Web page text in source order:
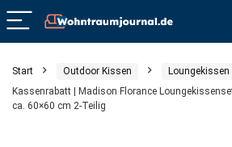
Start Outdoor Kissen Loungekissen
Kassenrabatt | Madison Florance
ca. 60×60 cm 2-Teilig